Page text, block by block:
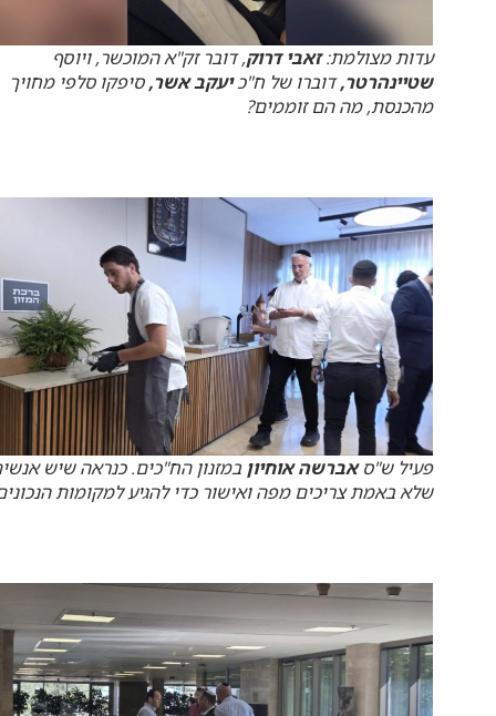
עדות מצולמת:זאבי דרוק, דובר זק"א המוכשר, ויוסף
שטיינהרטר,דוברו של ח"כיעקבאשר,סיפקו סלפי מחויך
מהכנסת, מה הם זוממים?
פעיל ש"סאברשה אוחיון במזנון הח"כים. כנראה שיש
שלא באמת צריכים מפה ואישור כדי להגיע למקומות